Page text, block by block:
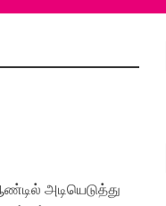
அடியெடுத்து